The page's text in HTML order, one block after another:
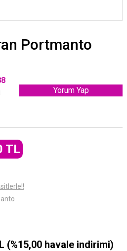
Portmanto
Yorum Yap
TL
(%15,00 havale indirimi)